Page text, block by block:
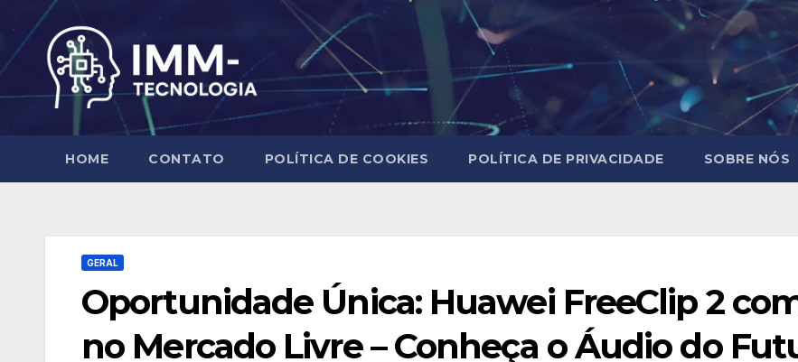
content
HOME CONTATO POLÍTICA DE COOKIES POLÍTICA DE PRIVACIDADE SOBRE NÓS
GERAL
Oportunidade Única: Huawei FreeClip 2
no Mercado Livre – Conheça o Áudio do